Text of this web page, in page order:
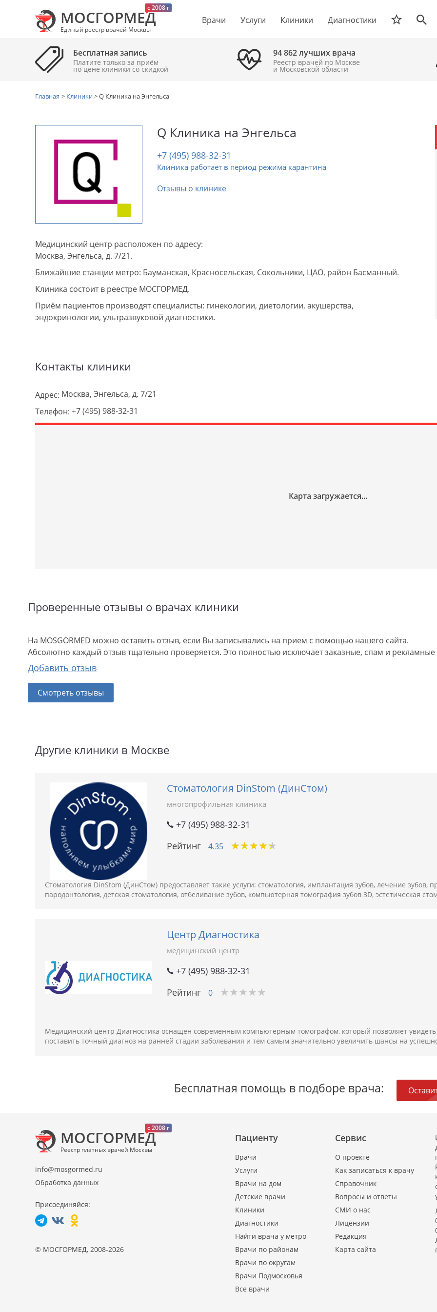
c 2008 г
МОСГОРМЕД
Единый реестр врачей Москвы
Врачи Услуги Клиники Диагностики
Бесплатная запись
Платите только за приём
по цене клиники cо скидкой
94 862 лучших врача
Реестр врачей по Москве
и Московской области
Главная > Клиники>Q Клиника на Энгельса
Q Клиника на Энгельса
+7 (495) 988-32-31
Клиника работает в период режима карантина
Отзывы о клинике
Медицинский центр расположен по адресу:
Москва, Энгельса, д. 7/21.
Ближайшие станции метро: Бауманская, Красносельская, Сокольники, ЦАО, район Басманный.
Клиника состоит в реестре МОСГОРМЕД.
Приём пациентов производят специалисты: гинекологии, диетологии, акушерства,
эндокринологии, ультразвуковой диагностики.
Контакты клиники
Адрес: Москва, Энгельса, д. 7/21
Телефон: +7 (495) 988-32-31
Проверенные отзывы о врачах клиники
На MOSGORMED можно оставить отзыв, если Вы записывались на прием с помощью нашего сайта.
Абсолютно каждый отзыв тщательно проверяется. Это полностью исключает заказные, спам и
Добавить отзыв
Смотреть отзывы
Другие клиники в Москве
Стоматология DinStom (ДинСтом)
многопрофильная клиника
+7 (495) 988-32-31
Рейтинг
4.35 ★★★★★
★★★★★
Стоматология DinStom (ДинСтом) предоставляет такие услуги: стоматология, имплантация зубов, лечение зубов,
пародонтология, детская стоматология, отбеливание зубов, компьютерная томография зубов 3D, эстетическая
Центр Диагностика
медицинский центр
+7 (495) 988-32-31
Рейтинг
0 ★ ★ ★ ★ ★
★ ★ ★ ★ ★
Медицинский центр Диагностика оснащен современным компьютерным томографом, который позволяет
поставить точный диагноз на ранней стадии заболевания и тем самым значительно увеличить шансы на
Бесплатная помощь в подборе врача:
c 2008 г
МОСГОРМЕД
Реестр платных врачей Москвы
info@mosgormed.ru
Обработка данных
Присоединяйся:
© МОСГОРМЕД, 2008-2026
Пациенту
Врачи
Услуги
Врачи на дом
Детские врачи
Клиники
Диагностики
Найти врача у метро
Врачи по районам
Врачи по округам
Врачи Подмосковья
Все врачи
Сервис
О проекте
Как записаться к врачу
Справочник
Вопросы и ответы
СМИ о нас
Лицензии
Редакция
Карта сайта